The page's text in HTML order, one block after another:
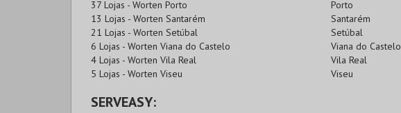
37 Lojas - Worten Porto
Porto
13 Lojas - Worten Santarém
Santarém
21 Lojas - Worten Setúbal
Setúbal
6 Lojas - Worten Viana do Castelo
Viana do Castelo
4 Lojas - Worten Vila Real
Vila Real
5 Lojas - Worten Viseu
Viseu
SERVEASY: